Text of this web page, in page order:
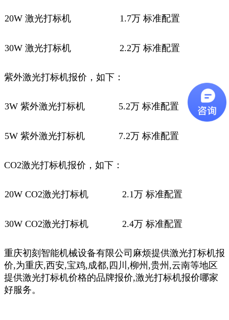
20W 激光打标机 1.7万 标准配置
30W 激光打标机 2.2万 标准配置
紫外激光打标机报价，如下：
3W 紫外激光打标机 5.2万 标准配置
5W 紫外激光打标机 7.2万 标准配置
CO2激光打标机报价，如下：
20W CO2激光打标机 2.1万 标准配置
30W CO2激光打标机 2.4万 标准配置
重庆初刻智能机械设备有限公司麻烦提供激光打标机报
价,为重庆,西安,宝鸡,成都,四川,柳州,贵州,云南等地区
提供激光打标机价格的品牌报价,激光打标机报价哪家
好服务。